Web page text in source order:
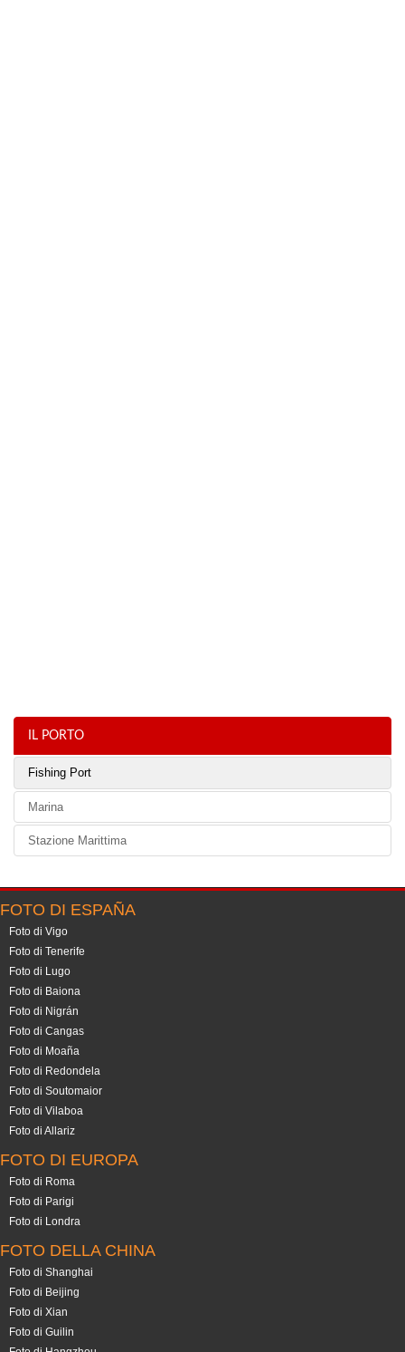
IL PORTO
Fishing Port
Marina
Stazione Marittima
FOTO DI ESPAÑA
Foto di Vigo
Foto di Tenerife
Foto di Lugo
Foto di Baiona
Foto di Nigrán
Foto di Cangas
Foto di Moaña
Foto di Redondela
Foto di Soutomaior
Foto di Vilaboa
Foto di Allariz
FOTO DI EUROPA
Foto di Roma
Foto di Parigi
Foto di Londra
FOTO DELLA CHINA
Foto di Shanghai
Foto di Beijing
Foto di Xian
Foto di Guilin